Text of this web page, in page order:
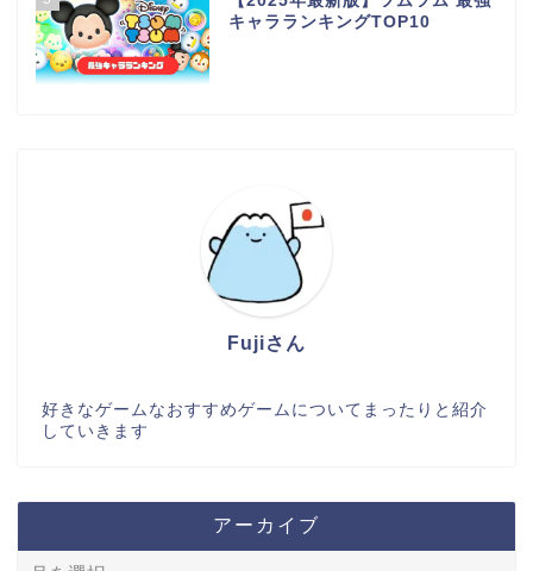
キャラランキングTOP10
Fujiさん
好きなゲームなおすすめゲームについてまったりと紹介
していきます
アーカイブ